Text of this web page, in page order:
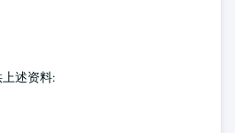
述资料: